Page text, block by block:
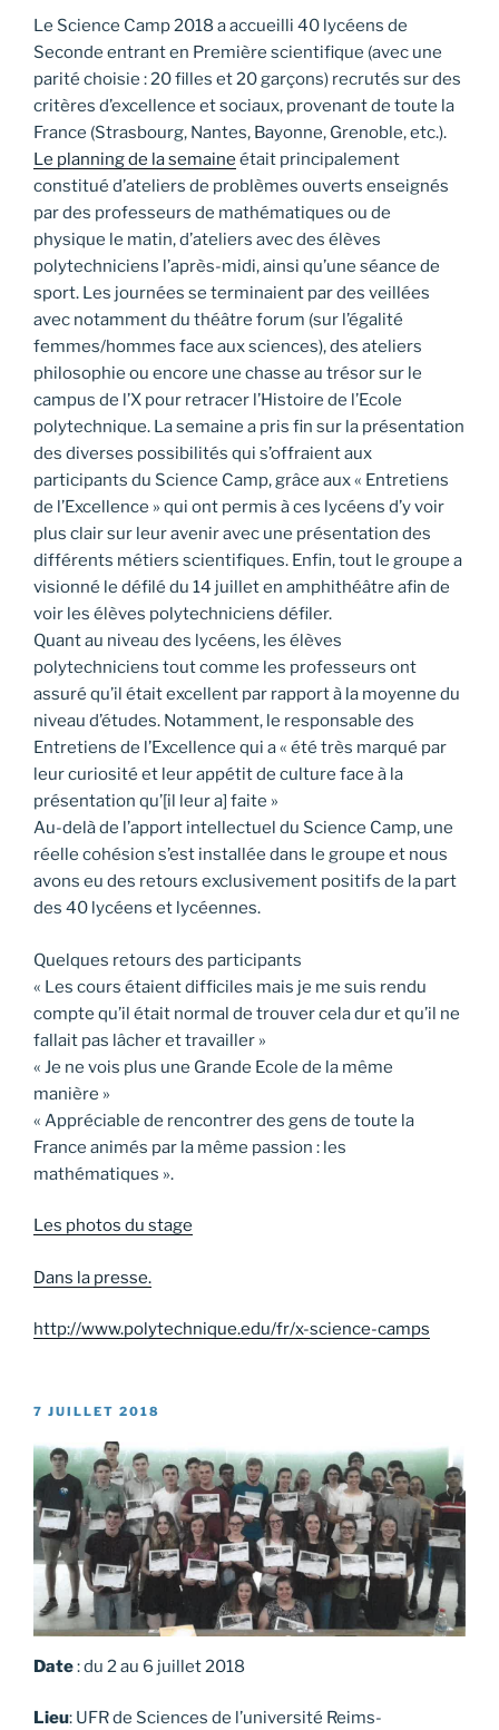
Le Science Camp 2018 a accueilli 40 lycéens de
Seconde entrant en Première scientifique (avec une
parité choisie : 20 filles et 20 garçons) recrutés sur des
critères d’excellence et sociaux, provenant de toute la
France (Strasbourg, Nantes, Bayonne, Grenoble, etc.).
Le planning de la semaine était principalement
constitué d’ateliers de problèmes ouverts enseignés
par des professeurs de mathématiques ou de
physique le matin, d’ateliers avec des élèves
polytechniciens l’après-midi, ainsi qu’une séance de
sport. Les journées se terminaient par des veillées
avec notamment du théâtre forum (sur l’égalité
femmes/hommes face aux sciences), des ateliers
philosophie ou encore une chasse au trésor sur le
campus de l’X pour retracer l’Histoire de l’Ecole
polytechnique. La semaine a pris fin sur la présentation
des diverses possibilités qui s’offraient aux
participants du Science Camp, grâce aux « Entretiens
de l’Excellence » qui ont permis à ces lycéens d’y voir
plus clair sur leur avenir avec une présentation des
différents métiers scientifiques. Enfin, tout le groupe a
visionné le défilé du 14 juillet en amphithéâtre afin de
voir les élèves polytechniciens défiler.
Quant au niveau des lycéens, les élèves
polytechniciens tout comme les professeurs ont
assuré qu’il était excellent par rapport à la moyenne du
niveau d’études. Notamment, le responsable des
Entretiens de l’Excellence qui a « été très marqué par
leur curiosité et leur appétit de culture face à la
présentation qu’[il leur a] faite »
Au-delà de l’apport intellectuel du Science Camp, une
réelle cohésion s’est installée dans le groupe et nous
avons eu des retours exclusivement positifs de la part
des 40 lycéens et lycéennes.
Quelques retours des participants
« Les cours étaient difficiles mais je me suis rendu
compte qu’il était normal de trouver cela dur et qu’il ne
fallait pas lâcher et travailler »
« Je ne vois plus une Grande Ecole de la même
manière »
« Appréciable de rencontrer des gens de toute la
France animés par la même passion : les
mathématiques ».
Les photos du stage
Dans la presse.
http://www.polytechnique.edu/fr/x-science-camps
PUBLIÉ
7 JUILLET 2018
Date: du 2 au 6 juillet 2018
Lieu: UFR de Sciences de l’université Reims-